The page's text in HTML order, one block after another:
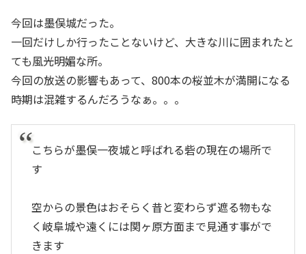
今回は墨俣城だった。
一回だけしか行ったことないけど、大きな川に囲まれたと
ても風光明媚な所。
今回の放送の影響もあって、800本の桜並木が満開になる
時期は混雑するんだろうなぁ。。。
こちらが墨俣一夜城と呼ばれる砦の現在の場所で
す
空からの景色はおそらく昔と変わらず遮る物もな
く岐阜城や遠くには関ヶ原方面まで見通す事がで
きます